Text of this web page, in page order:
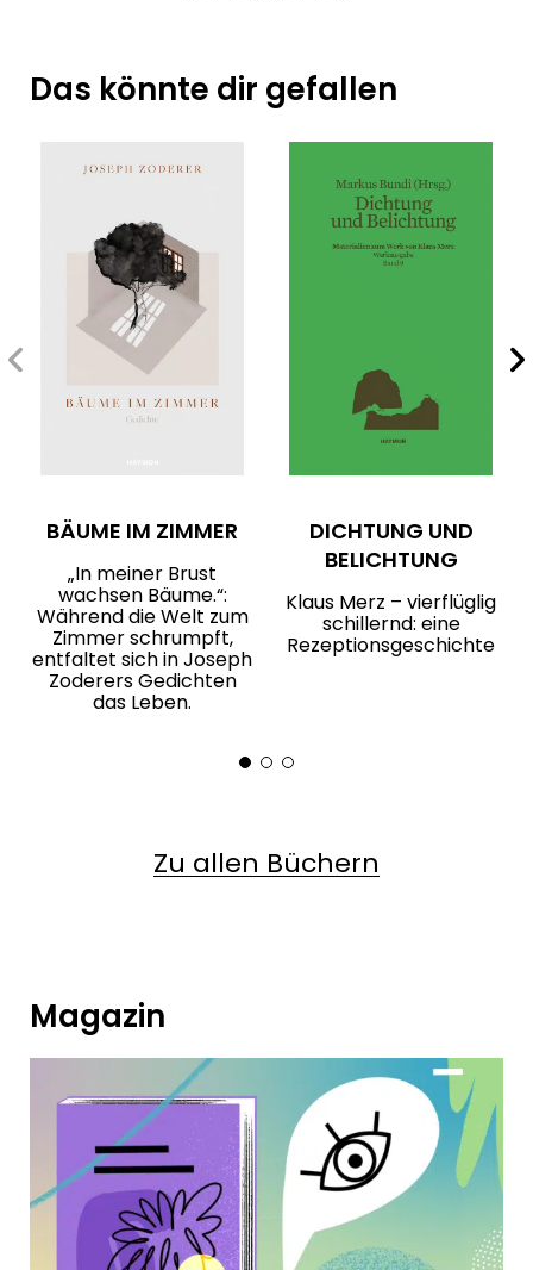
Das könnte dir gefallen
BÄUME IM ZIMMER
„In meiner Brust
wachsen Bäume.“:
Während die Welt zum
Zimmer schrumpft,
entfaltet sich in Joseph
Zoderers Gedichten
das Leben.
DICHTUNG UND
BELICHTUNG
Klaus Merz – vierflüglig
schillernd: eine
Rezeptionsgeschichte
Zu allen Büchern
Magazin